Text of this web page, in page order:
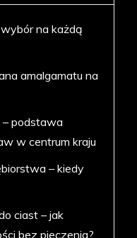
na każdą
amalgamatu na
podstawa
w centrum kraju
– kiedy
ciast – jak
bez pieczenia?